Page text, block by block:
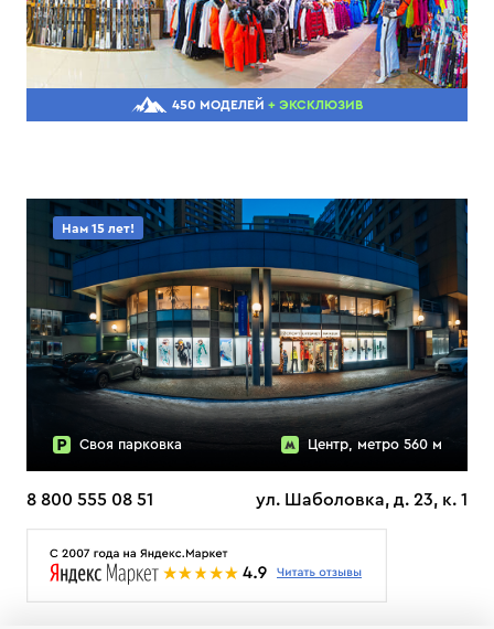
450 МОДЕЛЕЙ + ЭКСКЛЮЗИВ
Нам 15 лет!
Своя парковка Центр, метро 560 м
8 800 555 08 51 ул. Шаболовка, д. 23, к. 1